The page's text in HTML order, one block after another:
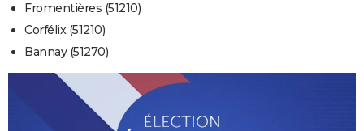
Fromentières (51210)
Corfélix (51210)
Bannay (51270)